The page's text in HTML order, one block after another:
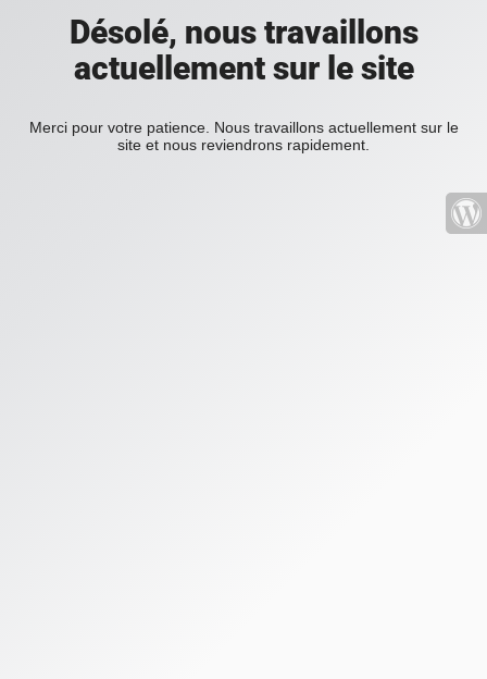
Désolé, nous travaillons
actuellement sur le site
Merci pour votre patience. Nous travaillons actuellement sur le
site et nous reviendrons rapidement.